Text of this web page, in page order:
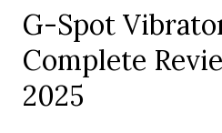
G-Spot
Complete
2025
G-
Spot
Vibrators
Algeria: